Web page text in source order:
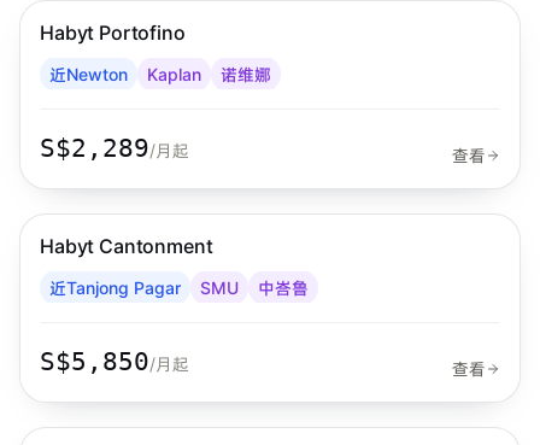
Habyt
Habyt Portofino
近Newton Kaplan 诺维娜
S$2,289/月起 查看
Habyt
步行 8 分钟到 MRT 中峇鲁
Habyt Cantonment
近Tanjong Pagar SMU 中峇鲁
S$5,850/月起 查看
步行 4 分钟到 MRT 金文泰